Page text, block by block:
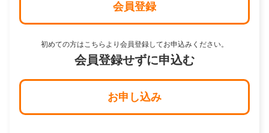
会員登録
初めての方はこちらより会員登録してお申込みください。
会員登録せずに申込む
お申し込み